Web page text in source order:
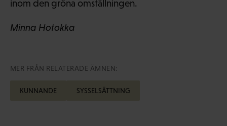
inom den gröna omställningen.
Minna Hotokka
MER FRÅN RELATERADE ÄMNEN:
KUNNANDE SYSSELSÄTTNING